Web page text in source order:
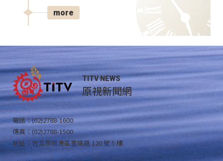
more
TITV NEWS
原視新聞網
電話：(02)2788-1600
傳真：(02)2788-1500
地址：台北市南港區重陽路 120 號 5 樓